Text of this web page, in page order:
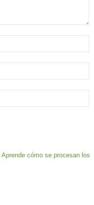
Aprende cómo se procesan los